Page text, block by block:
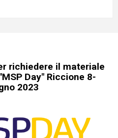
richiedere il materiale
Day" Riccione 8-
2023